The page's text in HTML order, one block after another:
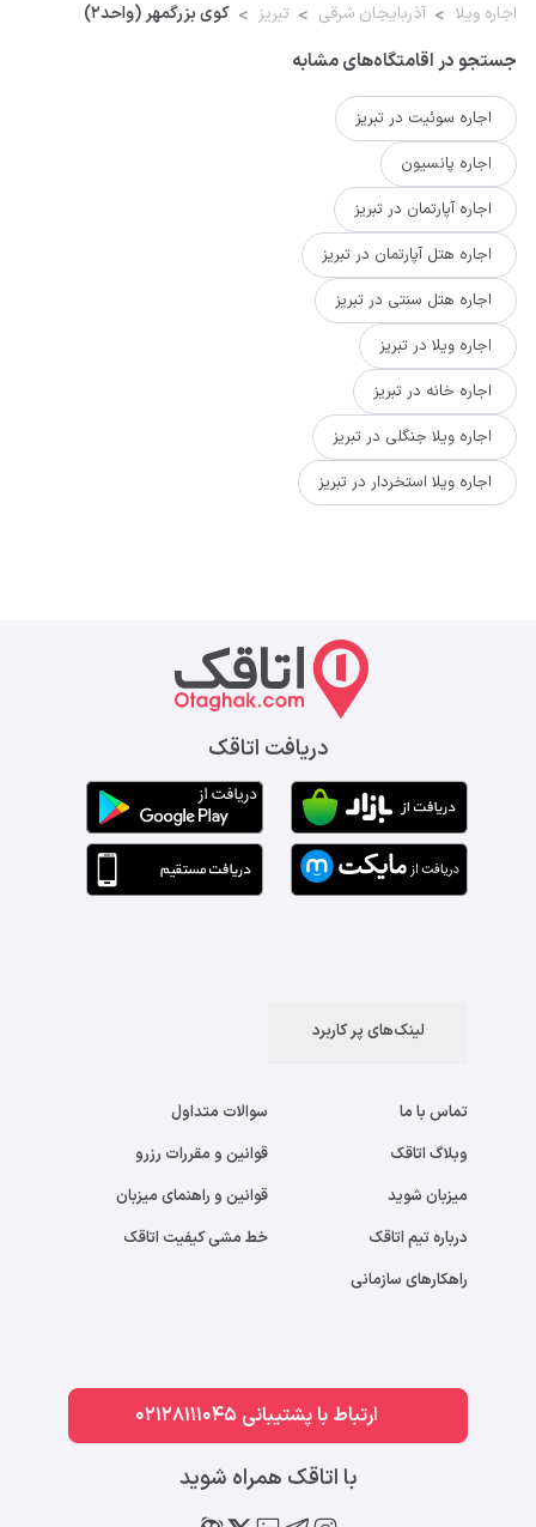
اجاره ویلا آذربایجان شرقی تبریز کوی بزرگمهر (واحد۲)
جستجو در اقامتگاه‌های مشابه
اجاره سوئیت در تبریز
اجاره پانسیون
اجاره آپارتمان در تبریز
اجاره هتل آپارتمان در تبریز
اجاره هتل سنتی در تبریز
اجاره ویلا در تبریز
اجاره خانه در تبریز
اجاره ویلا جنگلی در تبریز
اجاره ویلا استخردار در تبریز
دریافت اتاقک
لینک‌های پر کاربرد
تماس با ما
وبلاگ اتاقک
میزبان شوید
درباره تیم اتاقک
راهکارهای سازمانی
سوالات متداول
قوانین و مقررات رزرو
قوانین و راهنمای میزبان
خط مشی کیفیت اتاقک
ارتباط با پشتیبانی 02128111045
با اتاقک همراه شوید